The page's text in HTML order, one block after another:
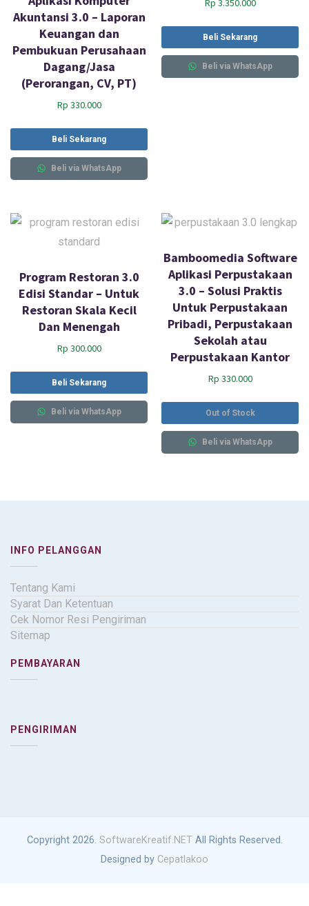
Akuntansi 3.0 – Laporan
Keuangan dan
Pembukuan Perusahaan
Dagang/Jasa
(Perorangan, CV, PT)
Rp 330.000
Beli Sekarang
Beli via WhatsApp
Rp 3.350.000
Beli Sekarang
Beli via WhatsApp
Program Restoran 3.0
Edisi Standar – Untuk
Restoran Skala Kecil
Dan Menengah
Rp 300.000
Beli Sekarang
Beli via WhatsApp
Bamboomedia Software
Aplikasi Perpustakaan
3.0 – Solusi Praktis
Untuk Perpustakaan
Pribadi, Perpustakaan
Sekolah atau
Perpustakaan Kantor
Rp 330.000
Out of Stock
Beli via WhatsApp
INFO PELANGGAN
Tentang Kami
Syarat Dan Ketentuan
Cek Nomor Resi Pengiriman
Sitemap
PEMBAYARAN
PENGIRIMAN
Copyright 2026. SoftwareKreatif.NETAll Rights Reserved.
Designed by Cepatlakoo